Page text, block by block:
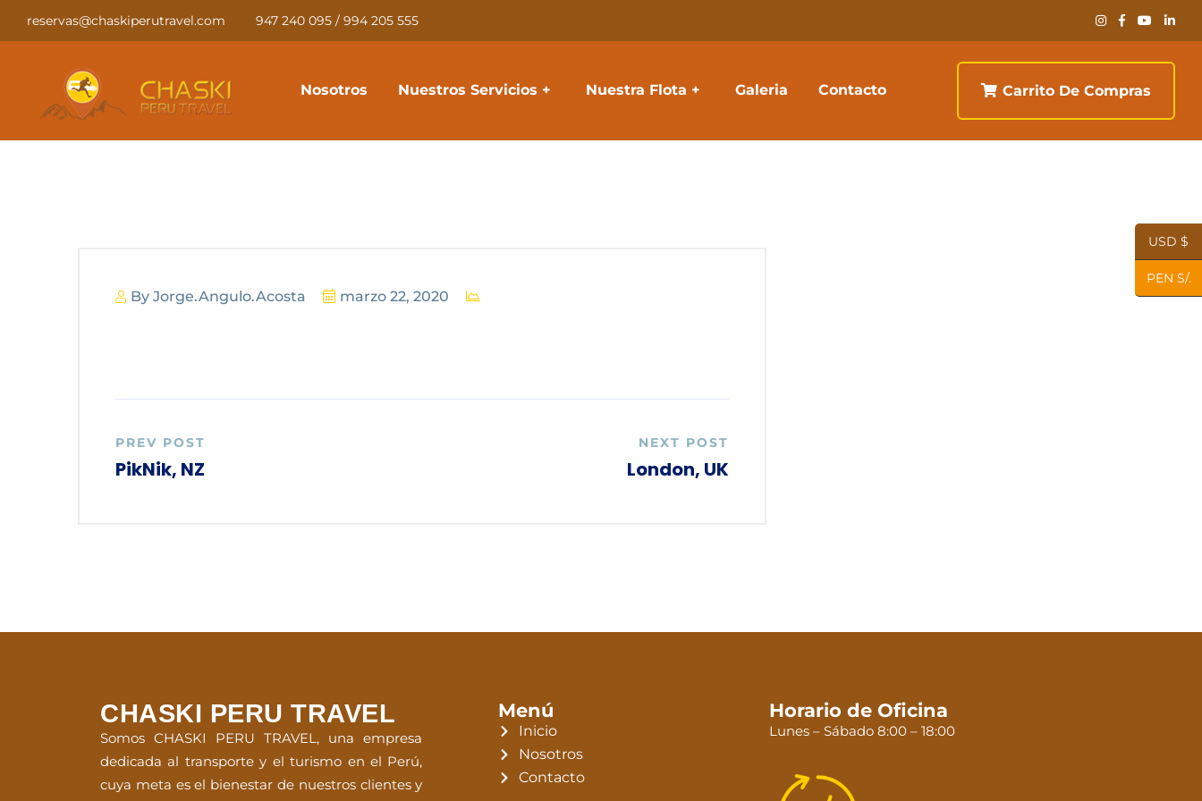
reservas@chaskiperutravel.com 947 240 095 / 994 205 555
Nosotros Nuestros Servicios Nuestra Flota Galeria Contacto Carrito De Compras
By Jorge.angulo.acosta marzo 22, 2020
PREV POST
PikNik, NZ
NEXT POST
London, UK
CHASKI PERU TRAVEL
Somos CHASKI PERU TRAVEL, una empresa
dedicada al transporte y el turismo en el Perú,
cuya meta es el bienestar de nuestros clientes y
Menú
Inicio
Nosotros
Contacto
Horario de Oficina
Lunes – Sábado 8:00 – 18:00
USD $
PEN S/.